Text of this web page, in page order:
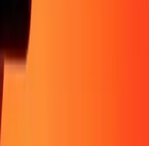
Payments, Inc. Tous droits